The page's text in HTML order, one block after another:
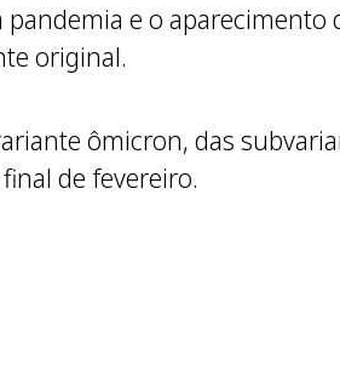
e o aparecimento
original.
ômicron, das
de fevereiro.